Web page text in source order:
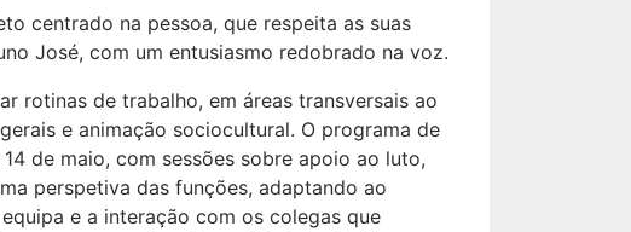
centrado na pessoa, que respeita as suas
José, com um entusiasmo redobrado na voz.
rotinas de trabalho, em áreas transversais ao
e animação sociocultural. O programa de
de maio, com sessões sobre apoio ao luto,
perspetiva das funções, adaptando ao
e a interação com os colegas que